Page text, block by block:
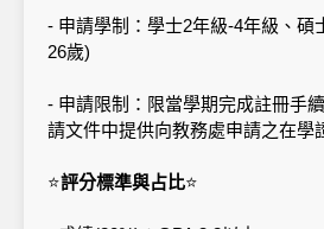
- 申請學制：學士2年級-4年級、碩
26歲)
- 申請限制：限當學期完成註冊手
請文件中提供向教務處申請之在學
⭐評分標準與占比⭐